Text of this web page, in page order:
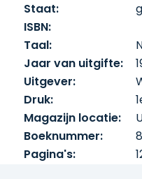
Staat:
ISBN:
Taal:
Jaar van uitgifte:
Uitgever:
Druk:
Magazijn locatie:
Boeknummer:
Pagina's: